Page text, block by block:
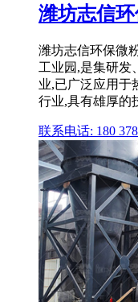
潍坊志信
潍坊志信环保微
工业园,是集研发
业,已广泛应用于
行业,具有雄厚的
联系电话: 180